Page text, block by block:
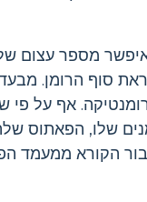
מספר עצום של
סוף הרומן. מבעד
אף על פי
שלו,
הקורא ממעמד